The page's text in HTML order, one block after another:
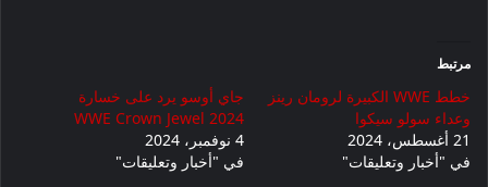
مرتبط
خطط WWE الكبيرة لرومان رينز
وعداء سولو سيكوا
21 أغسطس، 2024
في "أخبار وتعليقات"
جاي أوسو يرد على خسارة
WWE Crown Jewel 2024
4 نوفمبر، 2024
في "أخبار وتعليقات"